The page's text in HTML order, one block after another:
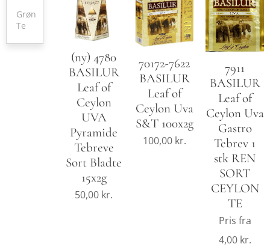
Grøn
Te
(ny) 4780
BASILUR
Leaf of
Ceylon
UVA
Pyramide
Tebreve
Sort Bladte
15x2g
50,00 kr.
70172-7622
BASILUR
Leaf of
Ceylon Uva
S&T 100x2g
100,00kr.
7911
BASILUR
Leaf of
Ceylon Uva
Gastro
Tebrev 1
stk REN
SORT
CEYLON
TE
Pris fra
4,00kr.